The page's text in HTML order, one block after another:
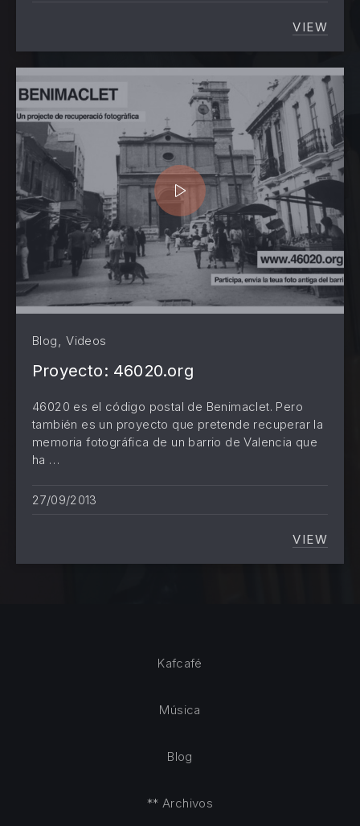
VIEW
Blog ,Videos
Proyecto: 46020.org
46020 es el código postal de Benimaclet. Pero
también es un proyecto que pretende recuperar la
memoria fotográfica de un barrio de Valencia que
ha …
27/09/2013
VIEW
Kafcafé
Música
Blog
** Archivos